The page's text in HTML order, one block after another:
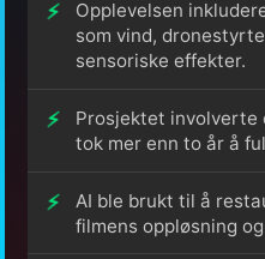
Opplevelsen
som vind,
sensoriske effekter.
Prosjektet involverte
tok mer enn to år å
AI ble brukt til å
filmens oppløsning